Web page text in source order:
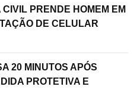
PRENDE HOMEM EM
DE CELULAR
20 MINUTOS APÓS
PROTETIVA E